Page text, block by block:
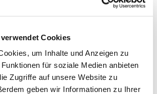
Cookies
um Inhalte und Anzeigen zu
für soziale Medien anbieten
Zugriffe auf unsere Website zu
geben wir Informationen zu Ihrer
14. Oktober 2027, 18:00